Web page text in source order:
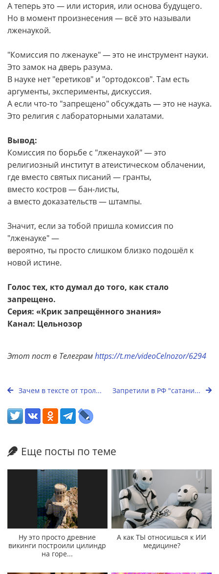
А теперь это — или история, или основа будущего.
Но в момент произнесения — всё это называли
лженаукой.
"Комиссия по лженауке" — это не инструмент науки.
Это замок на дверь разума.
В науке нет "еретиков" и "ортодоксов". Там есть
аргументы, эксперименты, дискуссия.
А если что-то "запрещено" обсуждать — это не наука.
Это религия с лабораторными халатами.
Вывод:
Комиссия по борьбе с "лженаукой" — это
религиозный институт в атеистическом облачении,
где вместо святых писаний — гранты,
вместо костров — бан-листы,
а вместо доказательств — штампы.
Значит, если за тобой пришла комиссия по
"лженауке" —
вероятно, ты просто слишком близко подошёл к
новой истине.
Голос тех, кто думал до того, как стало
запрещено.
Серия: «Крик запрещённого знания»
Канал: Цельнозор
Этот пост в Телеграмhttps://t.me/videoCelnozor/6294
Зачем в тексте от трол... Запретили в РФ "сатани...
Еще посты по теме
Ну это просто древние
викинги построили цилиндр
на горе...
А как ТЫ относишься к ИИ
медицине?